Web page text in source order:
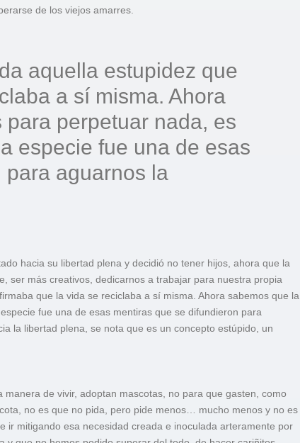
de los viejos amarres.
aquella estupidez que
a sí misma. Ahora
perpetuar nada, es
especie fue una de esas
aguarnos la
hacia su libertad plena y decidió no tener hijos, ahora que la
ser más creativos, dedicarnos a trabajar para nuestra propia
que la vida se reciclaba a sí misma. Ahora sabemos que la
fue una de esas mentiras que se difundieron para
la libertad plena, se nota que es un concepto estúpido, un
de vivir, adoptan mascotas, no para que gasten, como
no es que no pida, pero pide menos… mucho menos y no es
ir mitigando esa necesidad creada e inoculada arteramente por